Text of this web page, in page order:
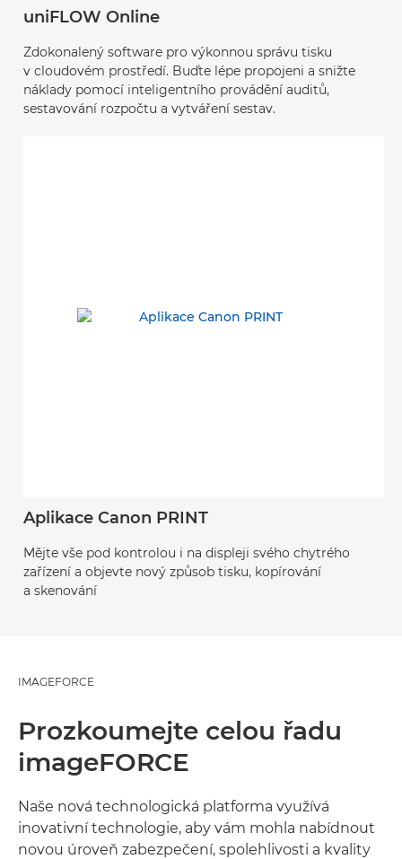
uniFLOW Online
Zdokonalený software pro výkonnou správu tisku
v cloudovém prostředí. Buďte lépe propojeni a snižte
náklady pomocí inteligentního provádění auditů,
sestavování rozpočtu a vytváření sestav.
Aplikace Canon PRINT
Mějte vše pod kontrolou i na displeji svého chytrého
zařízení a objevte nový způsob tisku, kopírování
a skenování
IMAGEFORCE
Prozkoumejte celou řadu
imageFORCE
Naše nová technologická platforma využívá
inovativní technologie, aby vám mohla nabídnout
novou úroveň zabezpečení, spolehlivosti a kvality